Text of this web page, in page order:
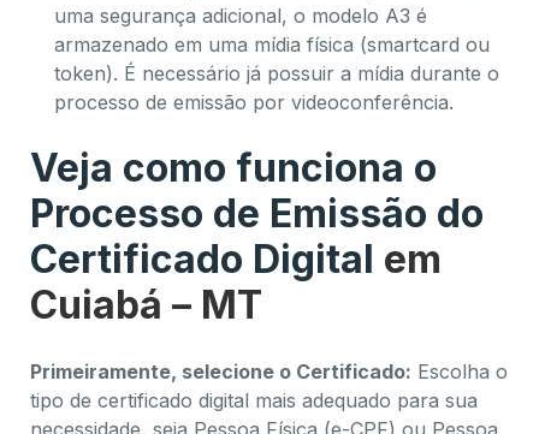
uma segurança adicional, o modelo A3 é
armazenado em uma mídia física (smartcard ou
token). É necessário já possuir a mídia durante o
processo de emissão por videoconferência.
Veja como funciona o
Processo de Emissão do
Certificado Digital em
Cuiabá – MT
Primeiramente, selecione o Certificado: Escolha o
tipo de certificado digital mais adequado para sua
necessidade, seja Pessoa Física (e-CPF) ou Pessoa